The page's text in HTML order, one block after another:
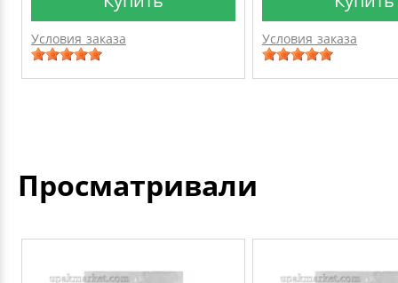
Условия заказа Условия заказа
Просматривали